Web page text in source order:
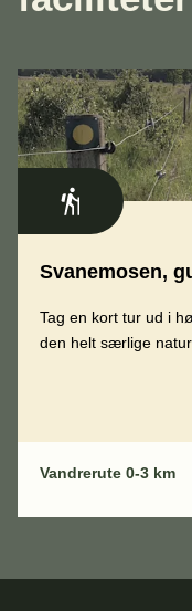
Svanemosen,
Tag en kort tur ud i
den helt særlige natur
Vandrerute 0-3 km